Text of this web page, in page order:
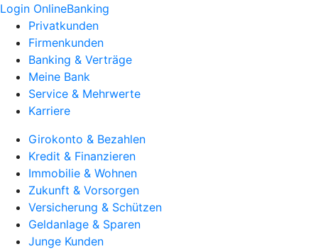
Login OnlineBanking
Privatkunden
Firmenkunden
Banking & Verträge
Meine Bank
Service & Mehrwerte
Karriere
Girokonto & Bezahlen
Kredit & Finanzieren
Immobilie & Wohnen
Zukunft & Vorsorgen
Versicherung & Schützen
Geldanlage & Sparen
Junge Kunden